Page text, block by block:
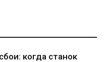
когда станок